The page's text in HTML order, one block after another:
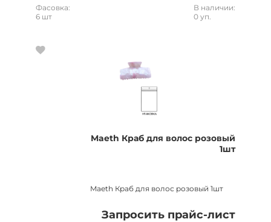
Фасовка:
6 шт
В наличии:
0 уп.
Maeth Краб для волос розовый
1шт
Maeth Краб для волос розовый 1шт
Запросить прайс-лист